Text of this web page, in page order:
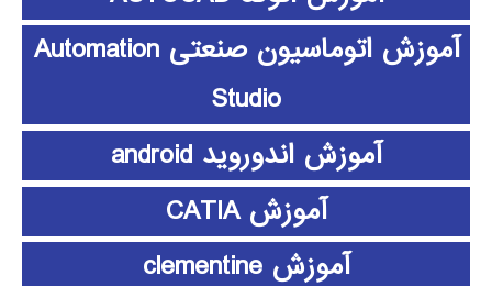
آموزش اتوماسیون صنعتی Automation
Studio
آموزش اندوروید android
آموزش CATIA
آموزش clementine